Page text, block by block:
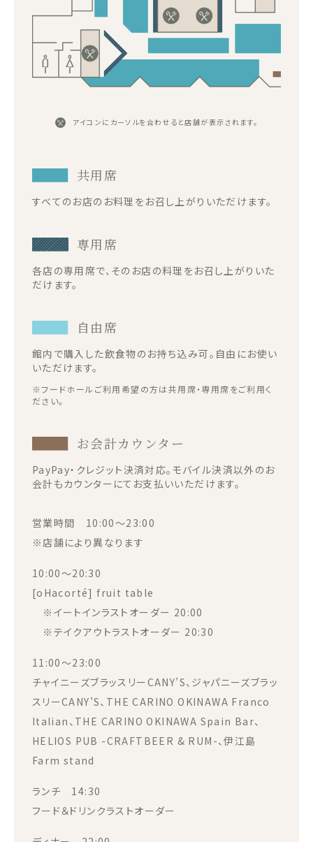
アイコンにカーソルを合わせると店舗が表示されます。
共用席
すべてのお店のお料理をお召し上がりいただけます。
専用席
各店の専用席で、そのお店の料理をお召し上がりいた
だけます。
自由席
館内で購入した飲食物のお持ち込み可。自由にお使い
いただけます。
※フードホールご利用希望の方は共用席・専用席をご利用く
ださい。
お会計カウンター
PayPay・クレジット決済対応。モバイル決済以外のお
会計もカウンターにてお支払いいただけます。
営業時間 10:00～23:00
※店舗により異なります
10:00～20:30
[oHacorté] fruit table
※イートインラストオーダー 20:00
※テイクアウトラストオーダー 20:30
11:00～23:00
チャイニーズブラッスリーCANY’S、ジャパニーズブラッ
スリーCANY’S、THE CARINO OKINAWA Franco
Italian、THE CARINO OKINAWA Spain Bar、
HELIOS PUB -CRAFTBEER & RUM-、伊江島
Farm stand
ランチ 14:30
フード＆ドリンクラストオーダー